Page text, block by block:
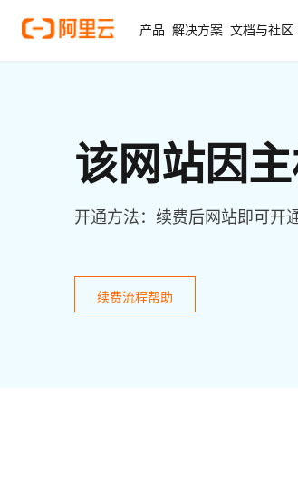
产品 解决方案 文档与社区
该网站因
开通方法：续费后网站即可开
续费流程帮助